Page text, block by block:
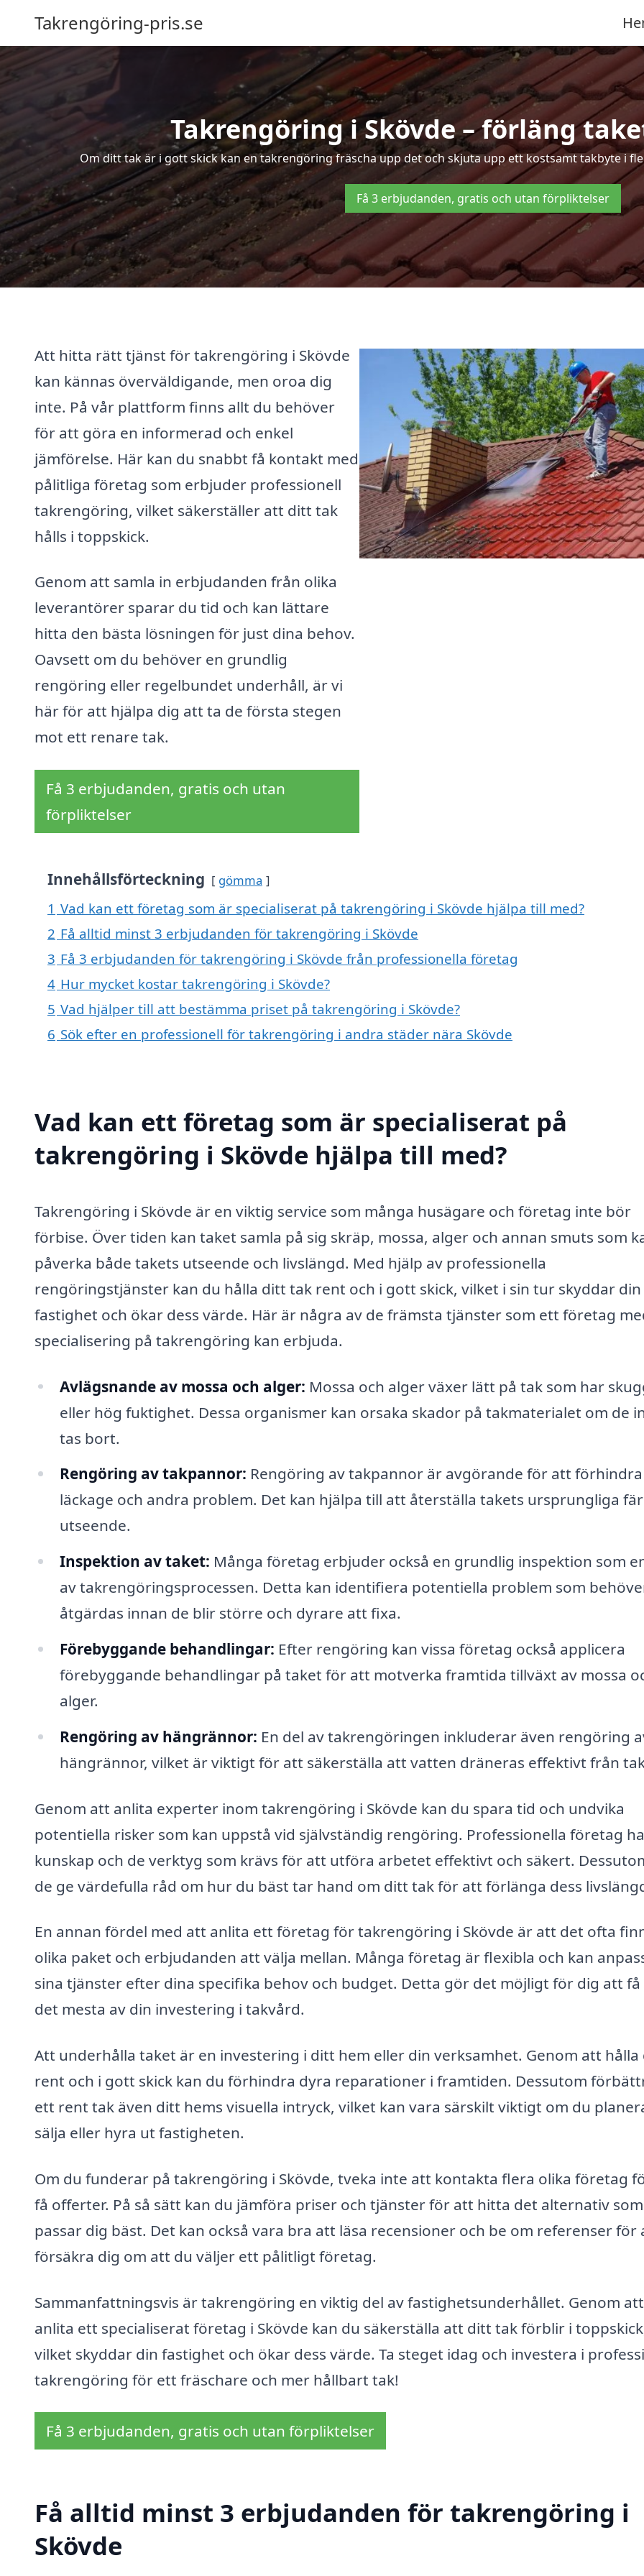
Takrengöring-pris.se
Takrengöring i Skövde – förläng
Om ditt tak är i gott skick kan en takrengöring fräscha upp det och skjuta upp ett kostsamt takbyte i
Få 3 erbjudanden, gratis och utan förpliktelser
Att hitta rätt tjänst för takrengöring i Skövde
kan kännas överväldigande, men oroa dig
inte. På vår plattform finns allt du behöver
för att göra en informerad och enkel
jämförelse. Här kan du snabbt få kontakt med
pålitliga företag som erbjuder professionell
takrengöring, vilket säkerställer att ditt tak
hålls i toppskick.
Genom att samla in erbjudanden från olika
leverantörer sparar du tid och kan lättare
hitta den bästa lösningen för just dina behov.
Oavsett om du behöver en grundlig
rengöring eller regelbundet underhåll, är vi
här för att hjälpa dig att ta de första stegen
mot ett renare tak.
Få 3 erbjudanden, gratis och utan
förpliktelser
Innehållsförteckning gömma
1 Vad kan ett företag som är specialiserat på takrengöring i Skövde hjälpa till med?
2 Få alltid minst 3 erbjudanden för takrengöring i Skövde
3 Få 3 erbjudanden för takrengöring i Skövde från professionella företag
4 Hur mycket kostar takrengöring i Skövde?
5 Vad hjälper till att bestämma priset på takrengöring i Skövde?
6 Sök efter en professionell för takrengöring i andra städer nära Skövde
Vad kan ett företag som är specialiserat på
takrengöring i Skövde hjälpa till med?
Takrengöring i Skövde är en viktig service som många husägare och företag inte bör
förbise. Över tiden kan taket samla på sig skräp, mossa, alger och annan smuts som
påverka både takets utseende och livslängd. Med hjälp av professionella
rengöringstjänster kan du hålla ditt tak rent och i gott skick, vilket i sin tur skyddar din
fastighet och ökar dess värde. Här är några av de främsta tjänster som ett företag
specialisering på takrengöring kan erbjuda.
Avlägsnande av mossa och alger: Mossa och alger växer lätt på tak som har
eller hög fuktighet. Dessa organismer kan orsaka skador på takmaterialet om de
tas bort.
Rengöring av takpannor: Rengöring av takpannor är avgörande för att förhindra
läckage och andra problem. Det kan hjälpa till att återställa takets ursprungliga
utseende.
Inspektion av taket: Många företag erbjuder också en grundlig inspektion som
av takrengöringsprocessen. Detta kan identifiera potentiella problem som
åtgärdas innan de blir större och dyrare att fixa.
Förebyggande behandlingar: Efter rengöring kan vissa företag också applicera
förebyggande behandlingar på taket för att motverka framtida tillväxt av mossa
alger.
Rengöring av hängrännor: En del av takrengöringen inkluderar även rengöring
hängrännor, vilket är viktigt för att säkerställa att vatten dräneras effektivt från
Genom att anlita experter inom takrengöring i Skövde kan du spara tid och undvika
potentiella risker som kan uppstå vid självständig rengöring. Professionella företag
kunskap och de verktyg som krävs för att utföra arbetet effektivt och säkert.
de ge värdefulla råd om hur du bäst tar hand om ditt tak för att förlänga dess
En annan fördel med att anlita ett företag för takrengöring i Skövde är att det ofta
olika paket och erbjudanden att välja mellan. Många företag är flexibla och kan
sina tjänster efter dina specifika behov och budget. Detta gör det möjligt för dig att
det mesta av din investering i takvård.
Att underhålla taket är en investering i ditt hem eller din verksamhet. Genom att hålla
rent och i gott skick kan du förhindra dyra reparationer i framtiden. Dessutom
ett rent tak även ditt hems visuella intryck, vilket kan vara särskilt viktigt om du
sälja eller hyra ut fastigheten.
Om du funderar på takrengöring i Skövde, tveka inte att kontakta flera olika företag
få offerter. På så sätt kan du jämföra priser och tjänster för att hitta det alternativ som
passar dig bäst. Det kan också vara bra att läsa recensioner och be om referenser för
försäkra dig om att du väljer ett pålitligt företag.
Sammanfattningsvis är takrengöring en viktig del av fastighetsunderhållet. Genom att
anlita ett specialiserat företag i Skövde kan du säkerställa att ditt tak förblir i
vilket skyddar din fastighet och ökar dess värde. Ta steget idag och investera i
takrengöring för ett fräschare och mer hållbart tak!
Få 3 erbjudanden, gratis och utan förpliktelser
Få alltid minst 3 erbjudanden för takrengöring i
Skövde